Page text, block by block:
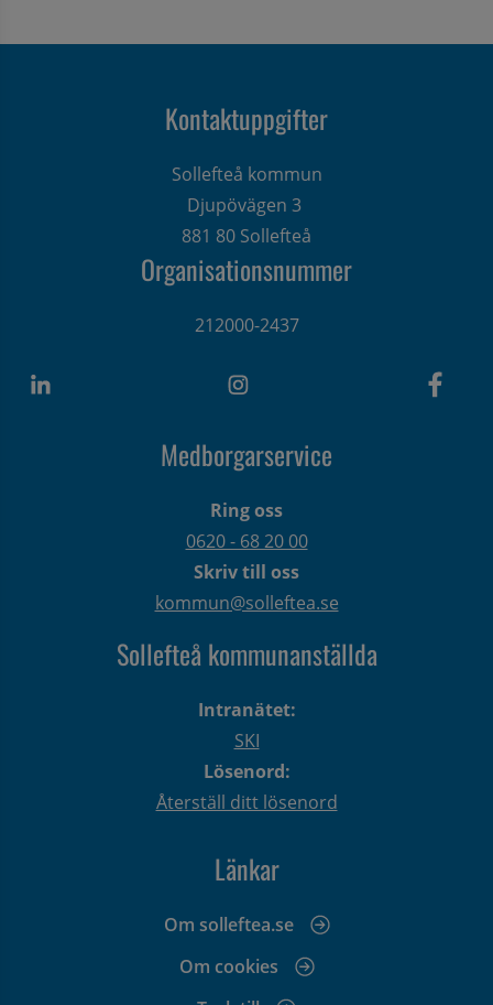
Kontaktuppgifter
Sollefteå kommun
Djupövägen 3
881 80 Sollefteå
Organisationsnummer
212000-2437
Medborgarservice
Ring oss
0620 - 68 20 00
Skriv till oss
kommun@solleftea.se
Sollefteå kommunanställda
Intranätet:
SKI
Lösenord:
Återställ ditt lösenord
Länkar
Om solleftea.se
Om cookies